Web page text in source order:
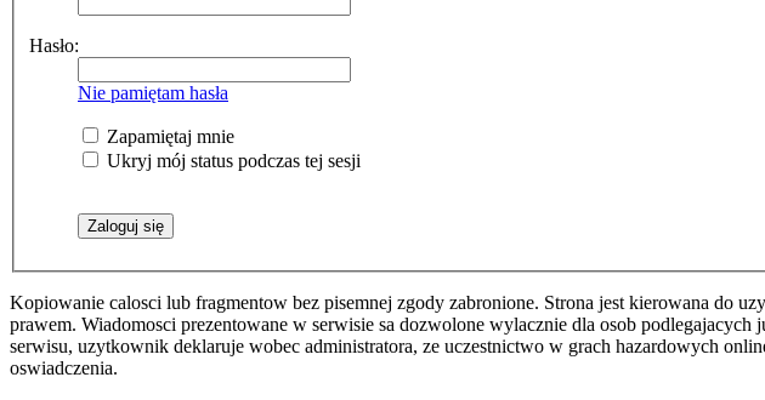
Hasło:
Nie pamiętam hasła
Zapamiętaj mnie
Ukryj mój status podczas tej sesji
Kopiowanie calosci lub fragmentow bez pisemnej zgody zabronione. Strona jest kierowana do
prawem. Wiadomosci prezentowane w serwisie sa dozwolone wylacznie dla osob
serwisu, uzytkownik deklaruje wobec administratora, ze uczestnictwo w grach hazardowych
oswiadczenia.